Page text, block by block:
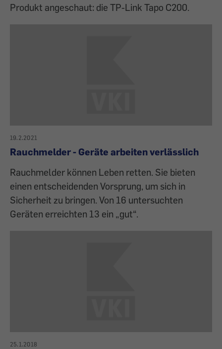
Produkt angeschaut: die TP-Link Tapo C200.
19.2.2021
Rauchmelder - Geräte arbeiten verlässlich
Rauchmelder können Leben retten. Sie bieten
einen entscheidenden Vorsprung, um sich in
Sicherheit zu bringen. Von 16 untersuchten
Geräten erreichten 13 ein „gut“.
25.1.2018